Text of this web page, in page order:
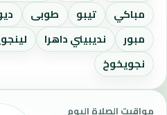
مباكي
تيبو طوبى
مبور
نديبيني داهرا
نجويخوخ
مواقيت الصلاة اليوم